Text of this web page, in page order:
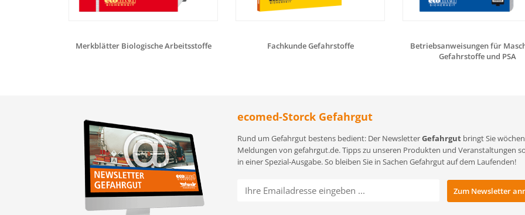
Merkblätter Biologische Arbeitsstoffe Fachkunde Gefahrstoffe
Betriebsanweisungen für
Gefahrstoffe und PSA
ecomed-Storck Gefahrgut
Rund um Gefahrgut bestens bedient: Der NewsletterGefahrgut bringt Sie
Meldungen von gefahrgut.de. Tipps zu unseren Produkten und Veranstaltungen
in einer Spezial-Ausgabe. So bleiben Sie in Sachen Gefahrgut auf dem Laufenden!